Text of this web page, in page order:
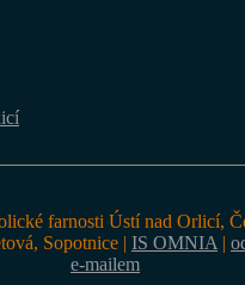
farnosti Ústí nad Orlicí,
Sopotnice | IS OMNIA |
e-mailem